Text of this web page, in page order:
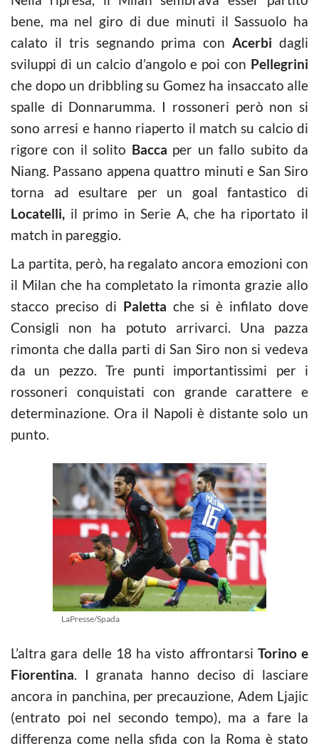
bene, ma nel giro di due minuti il Sassuolo ha
calato il tris segnando prima conAcerbi dagli
sviluppi di un calcio d’angolo e poi con Pellegrini
che dopo un dribbling su Gomez ha insaccato alle
spalle di Donnarumma. I rossoneri però non si
sono arresi e hanno riaperto il match su calcio di
rigore con il solito Bacca per un fallo subito da
Niang. Passano appena quattro minuti e San Siro
torna ad esultare per un goal fantastico di
Locatelli, il primo in Serie A, che ha riportato il
match in pareggio.
La partita, però, ha regalato ancora emozioni con
il Milan che ha completato la rimonta grazie allo
stacco preciso di Paletta che si è infilato dove
Consigli non ha potuto arrivarci. Una pazza
rimonta che dalla parti di San Siro non si vedeva
da un pezzo. Tre punti importantissimi per i
rossoneri conquistati con grande carattere e
determinazione. Ora il Napoli è distante solo un
punto.
LaPresse/Spada
L’altra gara delle 18 ha visto affrontarsi Torino e
Fiorentina. I granata hanno deciso di lasciare
ancora in panchina, per precauzione, Adem Ljajic
(entrato poi nel secondo tempo), ma a fare la
differenza come nella sfida con la Roma è stato